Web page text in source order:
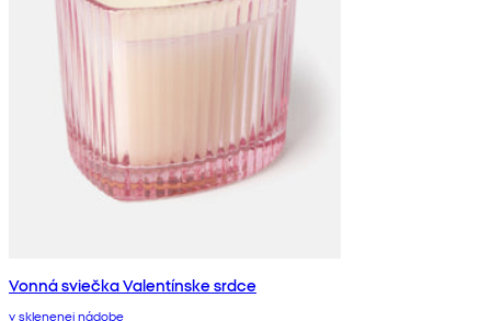
Vonná sviečka Valentínske srdce
v sklenenej nádobe